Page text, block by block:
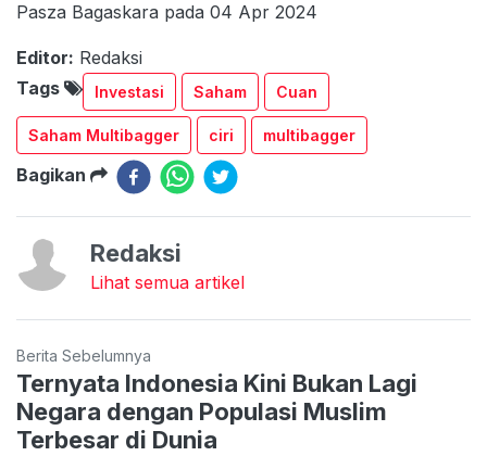
Pasza Bagaskara pada 04 Apr 2024
Editor: Redaksi
Tags
Investasi Saham Cuan
Saham Multibagger ciri multibagger
Bagikan
Redaksi
Lihat semua artikel
Berita Sebelumnya
Ternyata Indonesia Kini Bukan Lagi
Negara dengan Populasi Muslim
Terbesar di Dunia